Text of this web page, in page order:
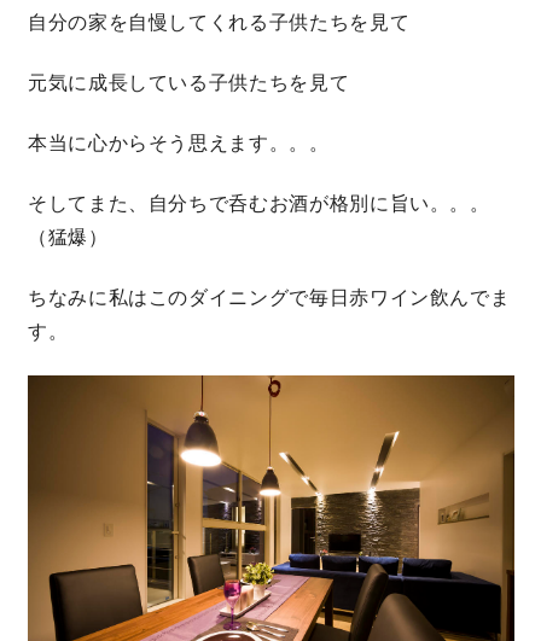
自分の家を自慢してくれる子供たちを見て
元気に成長している子供たちを見て
本当に心からそう思えます。。。
そしてまた、自分ちで呑むお酒が格別に旨い。。。
（猛爆）
ちなみに私はこのダイニングで毎日赤ワイン飲んでま
す。